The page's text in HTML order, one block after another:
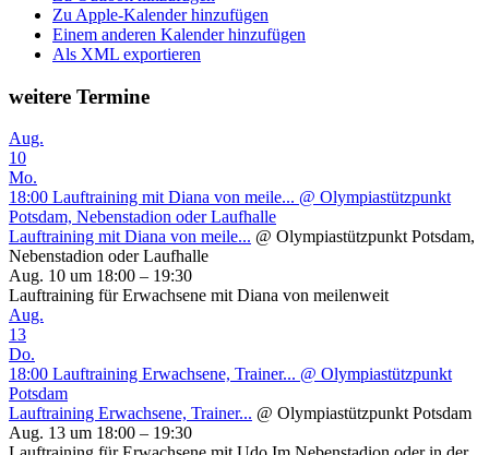
Zu Apple-Kalender hinzufügen
Einem anderen Kalender hinzufügen
Als XML exportieren
weitere Termine
Aug.
10
Mo.
18:00 Lauftraining mit Diana von meile... @ Olympiastützpunkt
Potsdam, Nebenstadion oder Laufhalle
Lauftraining mit Diana von meile... @ Olympiastützpunkt Potsdam,
Nebenstadion oder Laufhalle
Aug. 10 um 18:00 – 19:30
Lauftraining für Erwachsene mit Diana von meilenweit
Aug.
13
Do.
18:00 Lauftraining Erwachsene, Trainer... @ Olympiastützpunkt
Potsdam
Lauftraining Erwachsene, Trainer... @ Olympiastützpunkt Potsdam
Aug. 13 um 18:00 – 19:30